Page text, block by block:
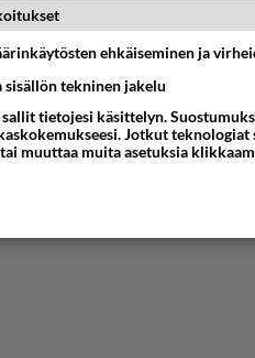
ehkäiseminen ja
sisällön tekninen jakelu
tietojesi käsittelyn.
Jotkut
muuttaa muita asetuksia